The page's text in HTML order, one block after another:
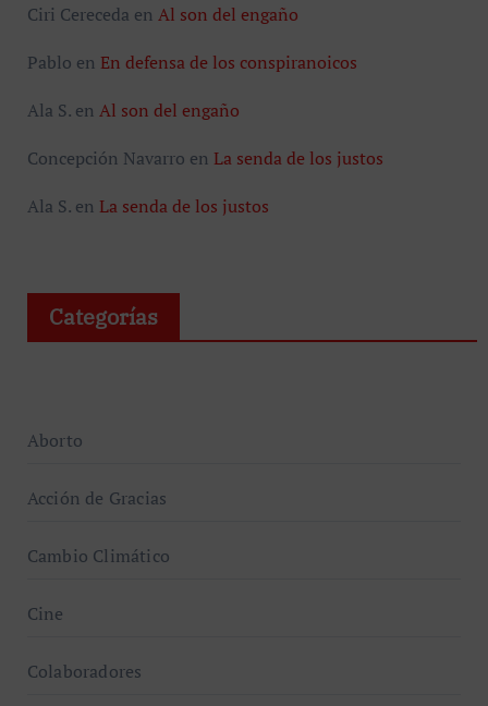
Ciri Cereceda en Al son del engaño
Pablo en En defensa de los conspiranoicos
Ala S.en Al son del engaño
Concepción Navarro en La senda de los justos
Ala S.en La senda de los justos
Categorías
Aborto
Acción de Gracias
Cambio Climático
Cine
Colaboradores